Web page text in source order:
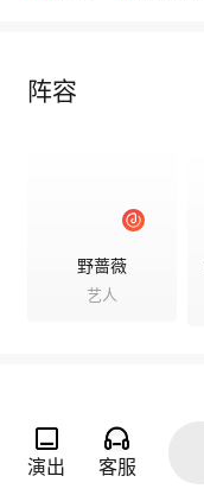
阵容
野蔷薇
艺人
演出相册
演出 客服